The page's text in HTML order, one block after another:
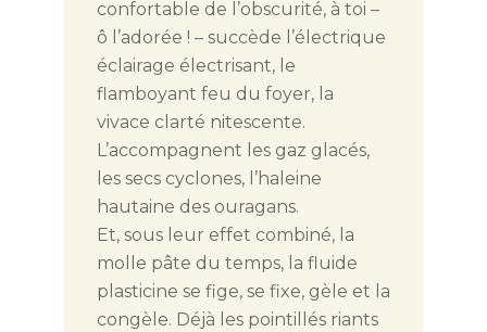
confortable de l’obscurité, à toi –
ô l’adorée ! – succède l’électrique
éclairage électrisant, le
flamboyant feu du foyer, la
vivace clarté nitescente.
L’accompagnent les gaz glacés,
les secs cyclones, l’haleine
hautaine des ouragans.
Et, sous leur effet combiné, la
molle pâte du temps, la fluide
plasticine se fige, se fixe, gèle et la
congèle. Déjà les pointillés riants